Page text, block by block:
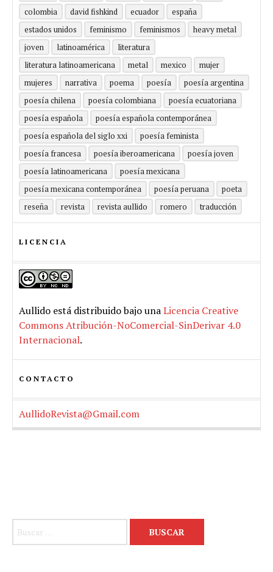
colombia
david fishkind ecuador
españa
estados unidos
feminismo feminismos
heavy metal
joven
latinoamérica
literatura
literatura latinoamericana
metal mexico
mujer
mujeres
narrativa poema poesía
poesía argentina
poesía chilena
poesía colombiana
poesía ecuatoriana
poesía española
poesía española contemporánea
poesía española del siglo xxi
poesía feminista
poesía francesa
poesía iberoamericana
poesía joven
poesía latinoamericana
poesía mexicana
poesía mexicana contemporánea
poesía peruana
poeta
reseña
revista revista aullido romero traducción
LICENCIA
Aullido está distribuido bajo unaLicencia Creative
Commons Atribución-NoComercial-SinDerivar 4.0
Internacional.
CONTACTO
AullidoRevista@Gmail.com